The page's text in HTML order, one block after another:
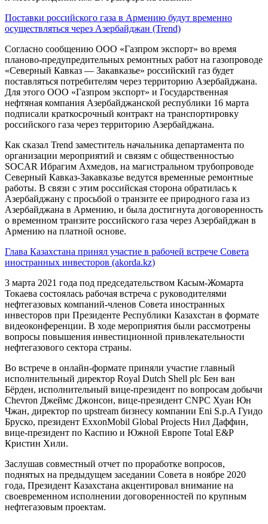
Поставки российского газа в Армению будут временно
осуществляться через Азербайджан (Trend)
Согласно сообщению ООО «Газпром экспорт» во время
планово-предупредительных ремонтных работ на газопроводе
«Северный Кавказ — Закавказье» российский газ будет
поставляться потребителям через территорию Азербайджана.
Для этого ООО «Газпром экспорт» и Государственная
нефтяная компания Азербайджанской республики 16 марта
подписали краткосрочный контракт на транспортировку
российского газа через территорию Азербайджана.
Как сказал Trend заместитель начальника департамента по
организации мероприятий и связям с общественностью
SOCAR Ибрагим Ахмедов, на магистральном трубопроводе
Северный Кавказ-Закавказье ведутся временные ремонтные
работы. В связи с этим российская сторона обратилась к
Азербайджану с просьбой о транзите ее природного газа из
Азербайджана в Армению, и была достигнута договоренность
о временном транзите российского газа через Азербайджан в
Армению на платной основе.
Глава Казахстана принял участие в рабочей встрече Совета
иностранных инвесторов (akorda.kz)
3 марта 2021 года под председательством Касым-Жомарта
Токаева состоялась рабочая встреча с руководителями
нефтегазовых компаний-членов Совета иностранных
инвесторов при Президенте Республики Казахстан в формате
видеоконференции. В ходе мероприятия были рассмотрены
вопросы повышения инвестиционной привлекательности
нефтегазового сектора страны.
Во встрече в онлайн-формате приняли участие главный
исполнительный директор Royal Dutch Shell plc Бен ван
Бёрден, исполнительный вице-президент по вопросам добычи
Chevron Джеймс Джонсон, вице-президент CNPC Хуан Юн
Чжан, директор по upstream бизнесу компании Eni S.p.A Гуидо
Бруско, президент ExxonMobil Global Projects Нил Даффин,
вице-президент по Каспию и Южной Европе Total E&P
Кристин Хили.
Заслушав совместный отчет по проработке вопросов,
поднятых на предыдущем заседании Совета в ноябре 2020
года, Президент Казахстана акцентировал внимание на
своевременном исполнении договоренностей по крупным
нефтегазовым проектам.